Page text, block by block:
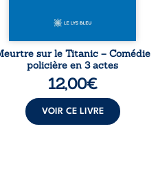
sur le Titanic – Comédie
policière en 3 actes
12,00€
VOIR CE LIVRE